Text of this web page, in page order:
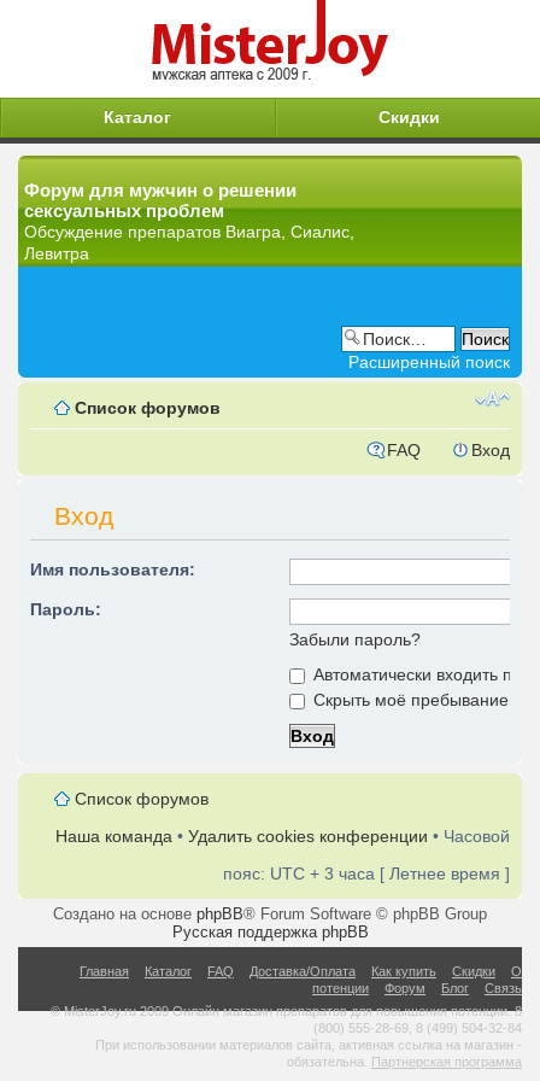
Каталог Скидки
Форум для мужчин о решении
сексуальных проблем
Обсуждение препаратов Виагра, Сиалис,
Левитра
Расширенный поиск
Список форумов
FAQ Вход
Вход
Имя пользователя:
Пароль:
Забыли пароль?
Автоматически входить
Скрыть моё пребывание на
Список форумов
Наша команда • Удалить cookies конференции • Часовой
пояс: UTC + 3 часа [ Летнее время ]
Создано на основе phpBB® Forum Software © phpBB Group
Русская поддержка phpBB
Главная Каталог FAQ Доставка/Оплата Как купить Скидки
О
потенции
Форум Блог
Связь
© MisterJoy.ru 2009 Онлайн магазин препаратов для повышения потенции. 8
(800) 555-28-69, 8 (499) 504-32-84
При использовании материалов сайта, активная ссылка на магазин -
обязательна. Партнерская программа